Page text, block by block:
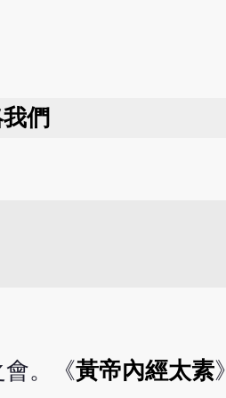
們
。《黃帝內經太素》